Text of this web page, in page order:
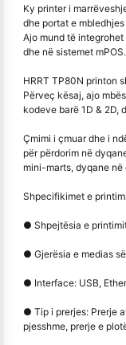
Ky printer i
dhe portat e
Ajo mund të
dhe në sistemet mPOS.
HRRT TP80N printon
Përveç kësaj, ajo
kodeve barë 1D & 2D,
Çmimi i çmuar dhe i
për përdorim në
mini-marts, dyqane
Shpecifikimet e
● Shpejtësia e
● Gjerësia e medias
● Interface: USB,
● Tip i prerjes: Prerje
pjesshme, prerje e